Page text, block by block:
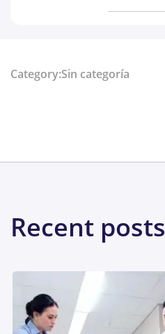
Category:Sin categoría
Recent posts